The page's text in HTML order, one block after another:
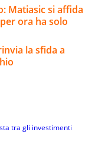
Matiasic si affida
ora ha solo
la sfida a
tra gli investimenti